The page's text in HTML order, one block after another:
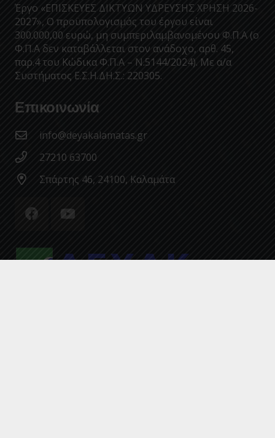
Έργο «ΕΠΙΣΚΕΥΕΣ ΔΙΚΤΥΩΝ ΥΔΡΕΥΣΗΣ ΧΡΗΣΗ 2026-
2027», Ο προϋπολογισμός του έργου είναι
300.000,00 ευρώ, μη συμπεριλαμβανομένου Φ.Π.Α (ο
Φ.Π.Α δεν καταβάλλεται στον ανάδοχο, αρθ. 45,
παρ.4 του Κώδικα Φ.Π.Α – Ν.5144/2024). Με α/α
Συστήματος Ε.Σ.Η.ΔΗ.Σ.: 220305.
Επικοινωνία
info@deyakalamatas.gr
27210 63700
Σπάρτης 46, 24100, Καλαμάτα